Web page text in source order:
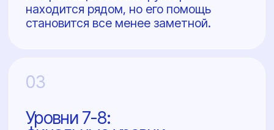
Подарочный сертификат
Sky.Less.Skl@yandex.ru
Политика конфиденциальности
Публичная оферта